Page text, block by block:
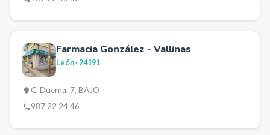
Farmacia González - Vallinas
León· 24191
C. Duerna, 7, BAJO
987 22 24 46